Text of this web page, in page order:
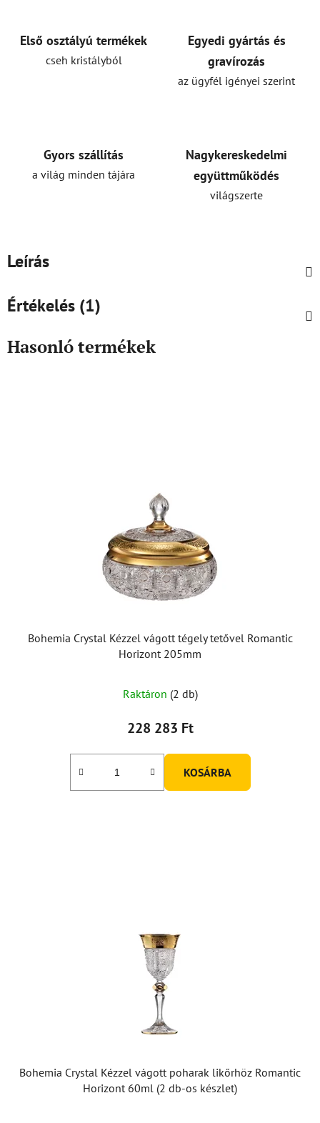
Első osztályú termékek
cseh kristályból
Egyedi gyártás és
gravírozás
az ügyfél igényei szerint
Gyors szállítás
a világ minden tájára
Nagykereskedelmi
együttműködés
világszerte
Leírás
Értékelés (1)
Hasonló termékek
Bohemia Crystal Kézzel vágott tégely tetővel Romantic
Horizont 205mm
Raktáron (2 db)
228 283 Ft
KOSÁRBA
Bohemia Crystal Kézzel vágott poharak likőrhöz Romantic
Horizont 60ml (2 db-os készlet)